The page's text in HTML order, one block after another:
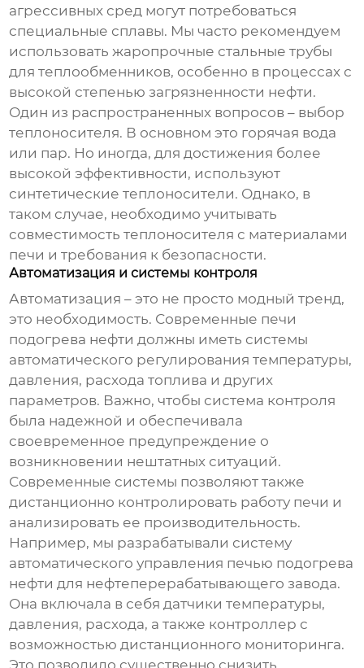
агрессивных сред могут потребоваться
специальные сплавы. Мы часто рекомендуем
использовать жаропрочные стальные трубы
для теплообменников, особенно в процессах с
высокой степенью загрязненности нефти.
Один из распространенных вопросов – выбор
теплоносителя. В основном это горячая вода
или пар. Но иногда, для достижения более
высокой эффективности, используют
синтетические теплоносители. Однако, в
таком случае, необходимо учитывать
совместимость теплоносителя с материалами
печи и требования к безопасности.
Автоматизация и системы контроля
Автоматизация – это не просто модный тренд,
это необходимость. Современные печи
подогрева нефти должны иметь системы
автоматического регулирования температуры,
давления, расхода топлива и других
параметров. Важно, чтобы система контроля
была надежной и обеспечивала
своевременное предупреждение о
возникновении нештатных ситуаций.
Современные системы позволяют также
дистанционно контролировать работу печи и
анализировать ее производительность.
Например, мы разрабатывали систему
автоматического управления печью подогрева
нефти для нефтеперерабатывающего завода.
Она включала в себя датчики температуры,
давления, расхода, а также контроллер с
возможностью дистанционного мониторинга.